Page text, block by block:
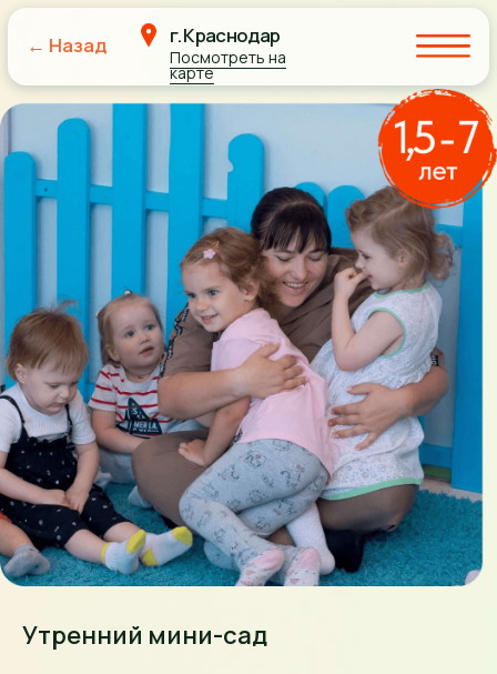
г. Краснодар
Посмотреть на
карте
Утренний мини-сад